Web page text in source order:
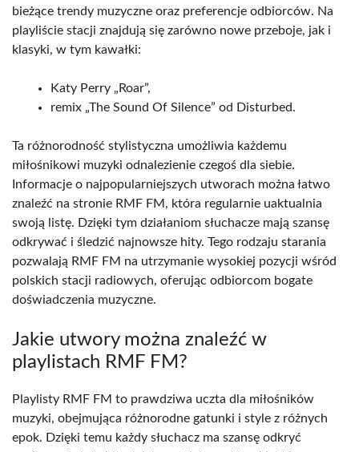
bieżące trendy muzyczne oraz preferencje odbiorców. Na
playliście stacji znajdują się zarówno nowe przeboje, jak i
klasyki, w tym kawałki:
Katy Perry „Roar”,
remix „The Sound Of Silence” od Disturbed.
Ta różnorodność stylistyczna umożliwia każdemu
miłośnikowi muzyki odnalezienie czegoś dla siebie.
Informacje o najpopularniejszych utworach można łatwo
znaleźć na stronie RMF FM, która regularnie uaktualnia
swoją listę. Dzięki tym działaniom słuchacze mają szansę
odkrywać i śledzić najnowsze hity. Tego rodzaju starania
pozwalają RMF FM na utrzymanie wysokiej pozycji wśród
polskich stacji radiowych, oferując odbiorcom bogate
doświadczenia muzyczne.
Jakie utwory można znaleźć w
playlistach RMF FM?
Playlisty RMF FM to prawdziwa uczta dla miłośników
muzyki, obejmująca różnorodne gatunki i style z różnych
epok. Dzięki temu każdy słuchacz ma szansę odkryć